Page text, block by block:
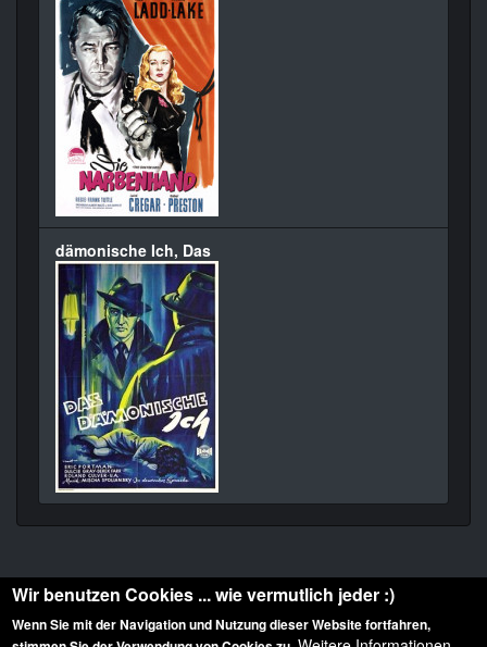
dämonische Ich, Das
Wir benutzen Cookies ... wie vermutlich jeder :)
Wenn Sie mit der Navigation und Nutzung dieser Website fortfahren,